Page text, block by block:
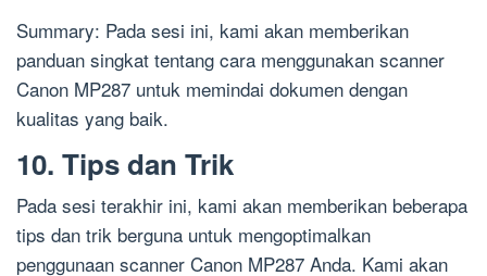
Summary: Pada sesi ini, kami akan memberikan
panduan singkat tentang cara menggunakan scanner
Canon MP287 untuk memindai dokumen dengan
kualitas yang baik.
10. Tips dan Trik
Pada sesi terakhir ini, kami akan memberikan beberapa
tips dan trik berguna untuk mengoptimalkan
penggunaan scanner Canon MP287 Anda. Kami akan